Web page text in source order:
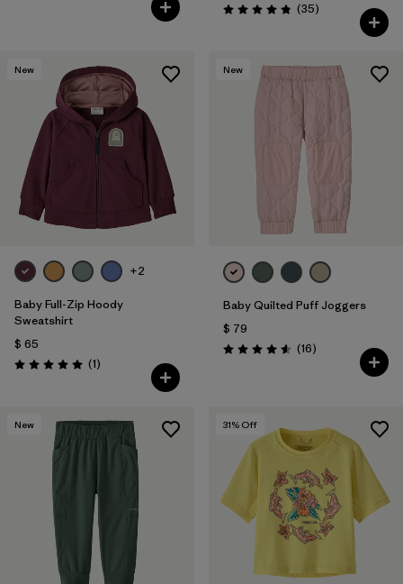
Valoración: 4.9 / 5
(35Comentarios
)
New
+2
Baby Full-Zip Hoody
Sweatshirt
$ 65
Valoración: 5.0 / 5
(1Comentarios
)
New
Baby Quilted Puff Joggers
$ 79
Valoración: 4.6 / 5
(16Comentarios
)
New 31% Off